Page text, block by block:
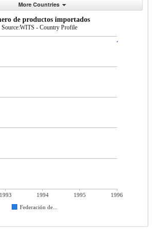
More Countries
de productos importados
Source:WITS - Country Profile
1993 1994 1995
1996
Federación de...